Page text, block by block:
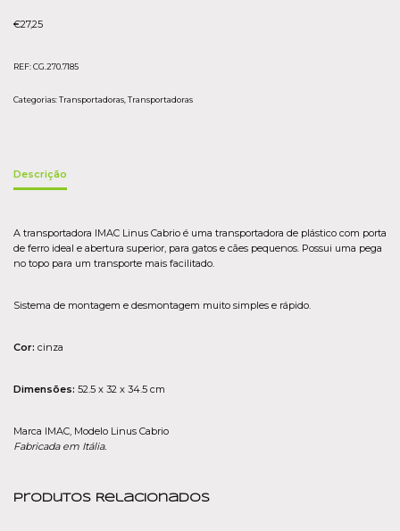
€27,25
REF:CG.270.7185
Categorias:Transportadoras Transportadoras
Descrição
A transportadora IMAC Linus Cabrio é uma transportadora de plástico com porta
de ferro ideal e abertura superior, para gatos e cães pequenos. Possui uma pega
no topo para um transporte mais facilitado.
Sistema de montagem e desmontagem muito simples e rápido.
Cor: cinza
Dimensões: 52.5 x 32 x 34.5 cm
Marca IMAC, Modelo Linus Cabrio
Fabricada em Itália.
Produtos Relacionados